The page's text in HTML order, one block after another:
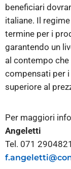
beneficiari
italiane. Il
termine per i
garantendo un
al contempo
compensati per
superiore al
Per maggiori
Angeletti
Tel. 071